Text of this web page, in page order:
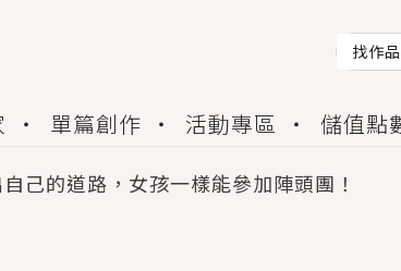
找作品
單篇創作 活動專區 儲值點
己的道路，女孩一樣能參加陣頭團！
得豐富廣宣資源、專屬服務與獨享福利！